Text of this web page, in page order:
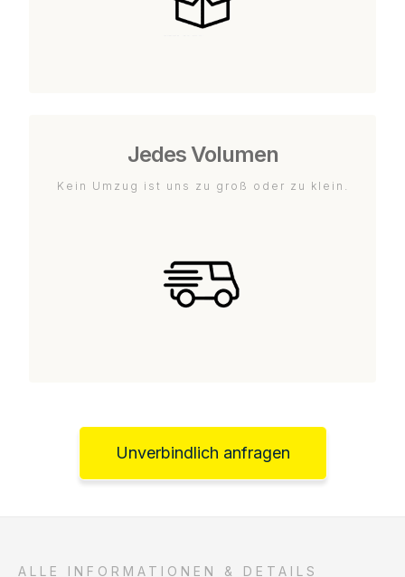
Jedes Volumen
Kein Umzug ist uns zu groß oder zu klein.
Unverbindlich anfragen
ALLE INFORMATIONEN & DETAILS